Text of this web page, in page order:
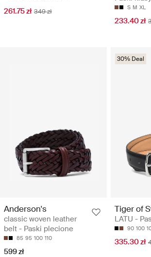
261.75 zł 349 zł S M XL
233.40 zł
Anderson's
classic woven leather
belt - Paski plecione
85 95 100 110
599 zł
30% Deal
Tiger of
LATU -
90 100
335.30 zł